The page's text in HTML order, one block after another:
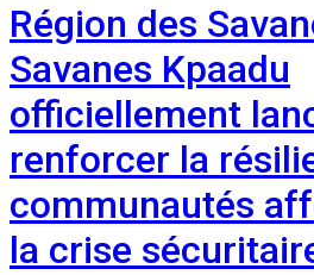
Région des
Savanes Kpaadu
officiellement
renforcer la
communautés
la crise